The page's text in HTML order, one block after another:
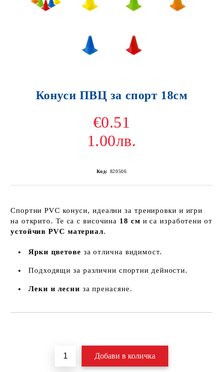
Конуси ПВЦ за спорт 18см
€0.51
1.00лв.
Код: 820506
Спортни PVC конуси, идеални за тренировки и игри
на открито. Те са с височина 18 см и са изработени от
устойчив PVC материал.
Ярки цветове за отлична видимост.
Подходящи за различни спортни дейности.
Леки и лесни за пренасяне.